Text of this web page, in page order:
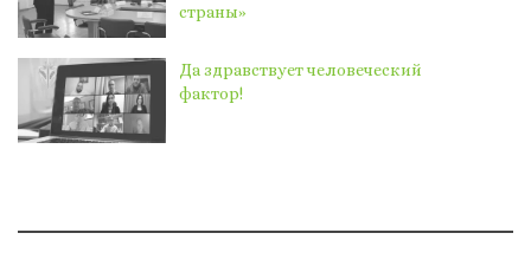
страны»
Да здравствует человеческий
фактор!